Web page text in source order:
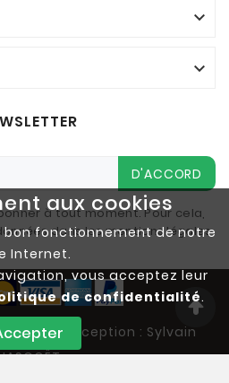
aux cookies
bon fonctionnement de notre
Internet.
vous acceptez leur
de confidentialité.


D'ACCORD
à tout moment. Pour cela,
dans les mentions légales.
- Conception : Sylvain